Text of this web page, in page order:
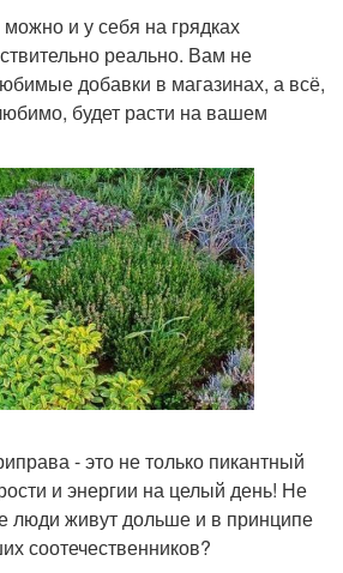
и у себя на грядках
реально. Вам не
добавки в магазинах, а всё,
будет расти на вашем
- это не только пикантный
и энергии на целый день! Не
люди живут дольше и в принципе
соотечественников?